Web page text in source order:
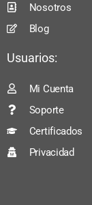
Nosotros
Blog
Usuarios:
Mi Cuenta
Soporte
Certificados
Privacidad